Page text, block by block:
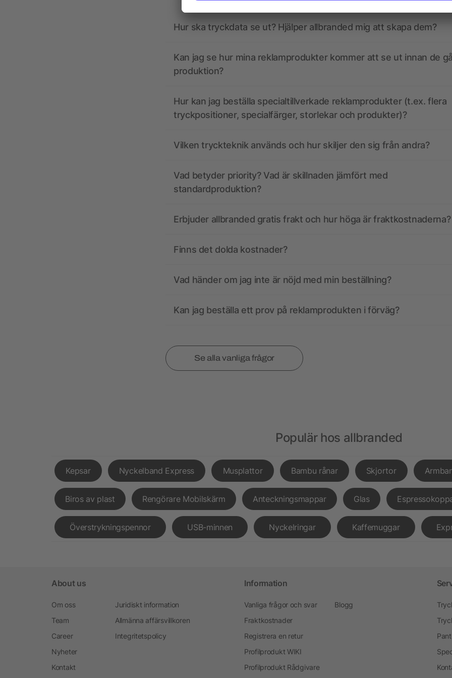
Hur ska tryckdata se ut? Hjälper allbranded mig att skapa dem?
Kan jag se hur mina reklamprodukter kommer att se ut innan de
produktion?
Hur kan jag beställa specialtillverkade reklamprodukter (t.ex. flera
tryckpositioner, specialfärger, storlekar och produkter)?
Vilken tryckteknik används och hur skiljer den sig från andra?
Vad betyder priority? Vad är skillnaden jämfört med
standardproduktion?
Erbjuder allbranded gratis frakt och hur höga är fraktkostnaderna?
Finns det dolda kostnader?
Vad händer om jag inte är nöjd med min beställning?
Kan jag beställa ett prov på reklamprodukten i förväg?
Se alla vanliga frågor
Populär hos allbranded
Kepsar Nyckelband Express Musplattor Bambu rånar Skjortor
Biros av plast Rengörare Mobilskärm Anteckningsmappar Glas
Överstrykningspennor USB-minnen Nyckelringar Kaffemuggar
About us
Om oss
Team
Career
Nyheter
Kontakt
Juridiskt information
Allmänna affärsvillkoren
Integritetspolicy
Information
Vanliga frågor och svar
Fraktkostnader
Registrera en retur
Profilprodukt WIKI
Profilprodukt Rådgivare
Blogg